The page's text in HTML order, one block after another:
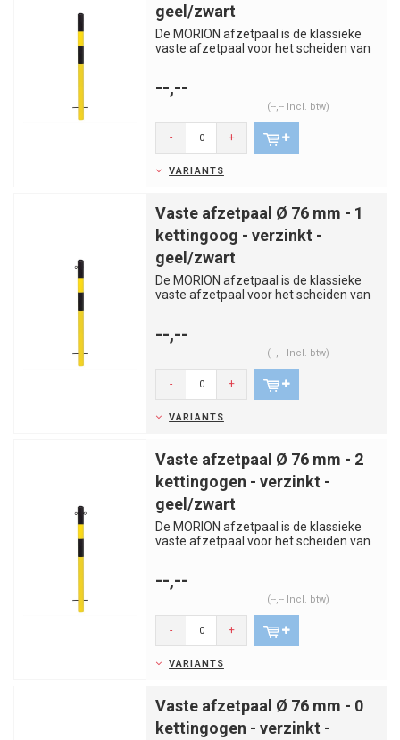
geel/zwart
De MORION afzetpaal is de klassieke
vaste afzetpaal voor het scheiden van
--,--
(--,-- Incl. btw)
- +
VARIANTS
Vaste afzetpaal Ø 76 mm - 1
kettingoog - verzinkt -
geel/zwart
De MORION afzetpaal is de klassieke
vaste afzetpaal voor het scheiden van
--,--
(--,-- Incl. btw)
- +
VARIANTS
Vaste afzetpaal Ø 76 mm - 2
kettingogen - verzinkt -
geel/zwart
De MORION afzetpaal is de klassieke
vaste afzetpaal voor het scheiden van
--,--
(--,-- Incl. btw)
- +
VARIANTS
Vaste afzetpaal Ø 76 mm - 0
kettingogen - verzinkt -